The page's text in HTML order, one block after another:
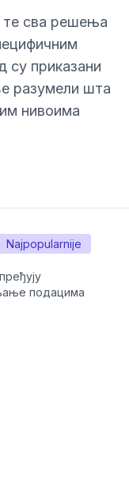
те сва решења
приказани
разумели шта
нивоима
Najpopularnije
подацима